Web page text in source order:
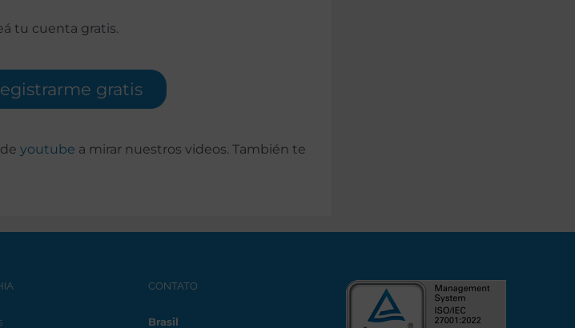
tu cuenta gratis.
gratis
youtube a mirar nuestros videos. También te
CONTATO
Brasil